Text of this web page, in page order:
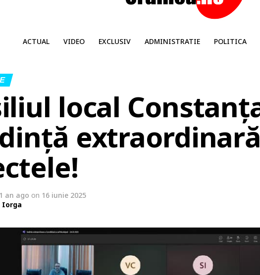
ACTUAL VIDEO EXCLUSIV ADMINISTRATIE POLITICA
local
1 an ago on 16 iunie 2025
Iorga